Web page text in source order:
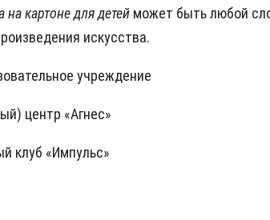
на картоне для детей может быть любой
искусства.
учреждение
центр «Агнес»
клуб «Импульс»